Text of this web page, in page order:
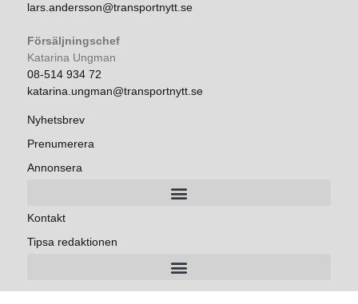
lars.andersson@transportnytt.se
Försäljningschef
Katarina Ungman
08-514 934 72
katarina.ungman@transportnytt.se
Nyhetsbrev
Prenumerera
Annonsera
Kontakt
Tipsa redaktionen